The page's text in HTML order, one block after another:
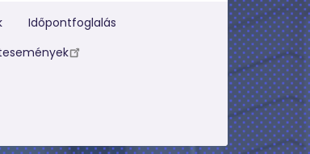
Időpontfoglalás